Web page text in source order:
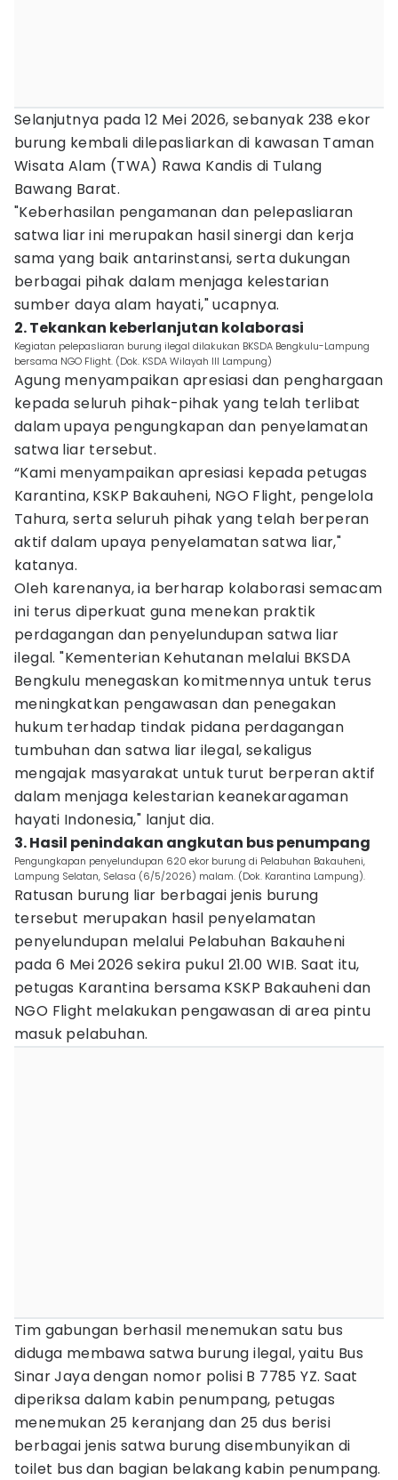
Selanjutnya pada 12 Mei 2026, sebanyak 238 ekor
burung kembali dilepasliarkan di kawasan Taman
Wisata Alam (TWA) Rawa Kandis di Tulang
Bawang Barat.
"Keberhasilan pengamanan dan pelepasliaran
satwa liar ini merupakan hasil sinergi dan kerja
sama yang baik antarinstansi, serta dukungan
berbagai pihak dalam menjaga kelestarian
sumber daya alam hayati," ucapnya.
2. Tekankan keberlanjutan kolaborasi
Kegiatan pelepasliaran burung ilegal dilakukan BKSDA Bengkulu-Lampung
bersama NGO Flight. (Dok. KSDA Wilayah III Lampung)
Agung menyampaikan apresiasi dan penghargaan
kepada seluruh pihak-pihak yang telah terlibat
dalam upaya pengungkapan dan penyelamatan
satwa liar tersebut.
“Kami menyampaikan apresiasi kepada petugas
Karantina, KSKP Bakauheni, NGO Flight, pengelola
Tahura, serta seluruh pihak yang telah berperan
aktif dalam upaya penyelamatan satwa liar,"
katanya.
Oleh karenanya, ia berharap kolaborasi semacam
ini terus diperkuat guna menekan praktik
perdagangan dan penyelundupan satwa liar
ilegal. "Kementerian Kehutanan melalui BKSDA
Bengkulu menegaskan komitmennya untuk terus
meningkatkan pengawasan dan penegakan
hukum terhadap tindak pidana perdagangan
tumbuhan dan satwa liar ilegal, sekaligus
mengajak masyarakat untuk turut berperan aktif
dalam menjaga kelestarian keanekaragaman
hayati Indonesia," lanjut dia.
3. Hasil penindakan angkutan bus penumpang
Pengungkapan penyelundupan 620 ekor burung di Pelabuhan Bakauheni,
Lampung Selatan, Selasa (6/5/2026) malam. (Dok. Karantina Lampung).
Ratusan burung liar berbagai jenis burung
tersebut merupakan hasil penyelamatan
penyelundupan melalui Pelabuhan Bakauheni
pada 6 Mei 2026 sekira pukul 21.00 WIB. Saat itu,
petugas Karantina bersama KSKP Bakauheni dan
NGO Flight melakukan pengawasan di area pintu
masuk pelabuhan.
Tim gabungan berhasil menemukan satu bus
diduga membawa satwa burung ilegal, yaitu Bus
Sinar Jaya dengan nomor polisi B 7785 YZ. Saat
diperiksa dalam kabin penumpang, petugas
menemukan 25 keranjang dan 25 dus berisi
berbagai jenis satwa burung disembunyikan di
toilet bus dan bagian belakang kabin penumpang.